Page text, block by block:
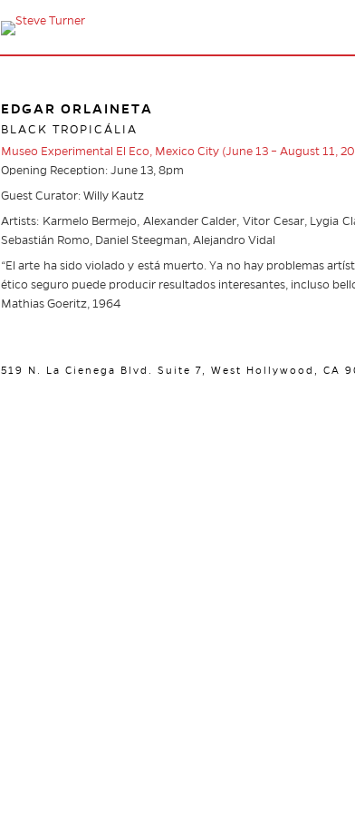
EDGAR ORLAINETA
BLACK TROPICÁLIA
Museo Experimental El Eco, Mexico City (June 13 – August 11,
Opening Reception: June 13, 8pm
Guest Curator: Willy Kautz
Artists: Karmelo Bermejo, Alexander Calder, Vitor Cesar, Lygia
Sebastián Romo, Daniel Steegman, Alejandro Vidal
“El arte ha sido violado y está muerto. Ya no hay problemas
ético seguro puede producir resultados interesantes, incluso
Mathias Goeritz, 1964
519 N. La Cienega Blvd. Suite 7, West Hollywood, CA